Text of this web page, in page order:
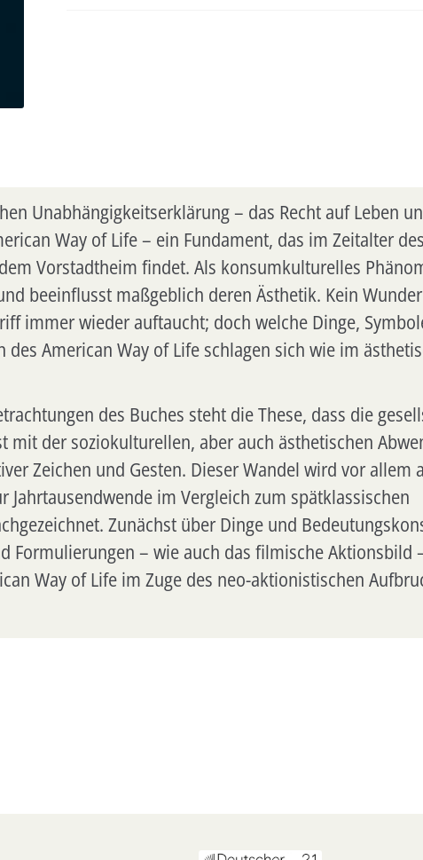
Unabhängigkeitserklärung – das Recht auf Leben
Way of Life – ein Fundament, das im Zeitalter
Vorstadtheim findet. Als konsumkulturelles
beeinflusst maßgeblich deren Ästhetik. Kein
immer wieder auftaucht; doch welche Dinge,
American Way of Life schlagen sich wie im
des Buches steht die These, dass die
mit der soziokulturellen, aber auch ästhetischen
Zeichen und Gesten. Dieser Wandel wird vor allem
im Vergleich zum spätklassischen
Zunächst über Dinge und
Formulierungen – wie auch das filmische Aktionsbild
Way of Life im Zuge des neo-aktionistischen